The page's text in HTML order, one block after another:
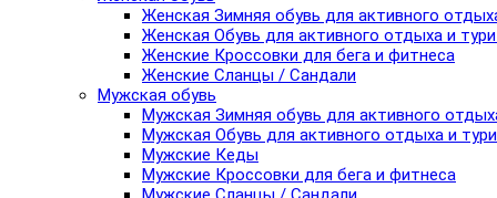
Женская Зимняя обувь для активного
Женская Обувь для активного отдыха и
Женские Кроссовки для бега и фитнеса
Женские Сланцы / Сандали
Мужская обувь
Мужская Зимняя обувь для активного
Мужская Обувь для активного отдыха и
Мужские Кеды
Мужские Кроссовки для бега и фитнеса